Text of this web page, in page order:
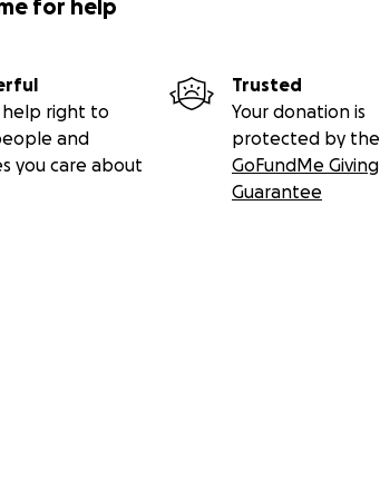
for help
help right to
and
you care about
Trusted
Your donation is
protected by the
GoFundMe Giving
Guarantee